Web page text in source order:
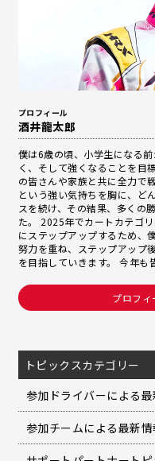
プロフィール
酒井龍太郎
僕は6歳の頃、小学生になる
く、そして強くなることを目
の皆さんや家族と共に全力で
という強い気持ちを胸に、ど
スを続け、その結果、多くの
た。 2025年でカートカテゴ
にステップアップするため、
努力を重ね、ステップアップ
を目指していきます。 今年
プロフ
トピックスカテゴリー
参加ドライバーによる
参加チームによる最新情